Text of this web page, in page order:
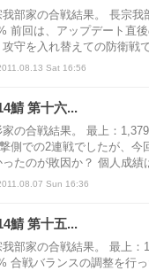
部家の合戦結果。 長宗我
前回は、アップデート直
守を入れ替えての防衛戦
Sat 16:56
鯖 第十六...
の合戦結果。 最上：
側での2連戦でしたが、今
たのが敗因か？ 個人成績
Sun 16:36
鯖 第十五...
部家の合戦結果。 最上：
合戦バランスの調整を行